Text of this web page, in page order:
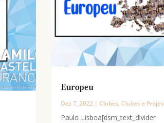
Europeu
Dez 7, 2022| Clubes,Clubes e
Paulo Lisboa[dsm_text_divider